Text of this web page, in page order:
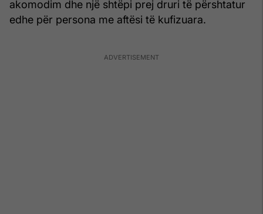
akomodim dhe një shtëpi prej druri të përshtatur
edhe për persona me aftësi të kufizuara.